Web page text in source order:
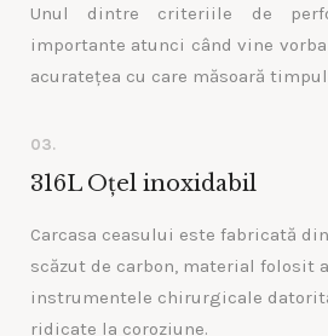
Unul dintre criteriile de
importante atunci când vine
acuratețea cu care măsoară
03.
316L Oțel inoxidabil
Carcasa ceasului este fabricată
scăzut de carbon, material folosit
instrumentele chirurgicale
ridicate la coroziune.